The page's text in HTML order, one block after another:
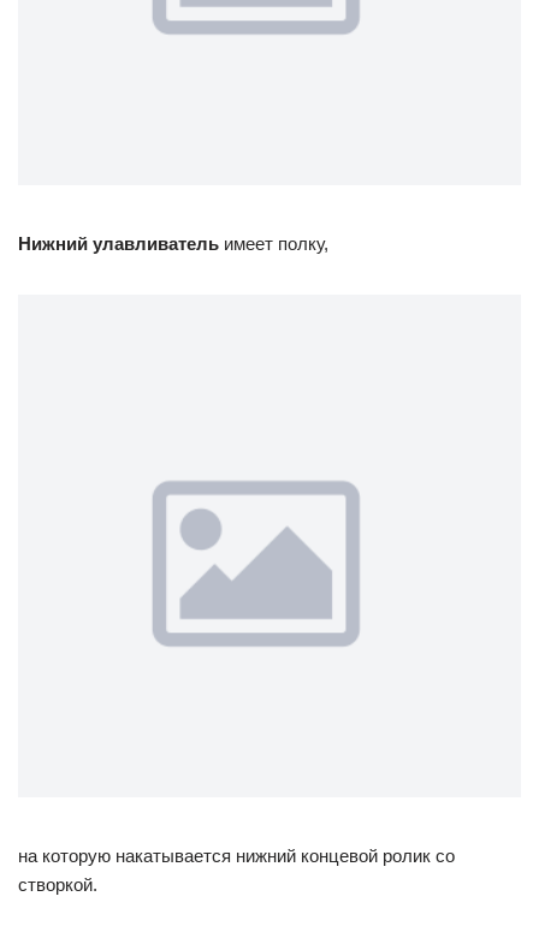
Нижний улавливатель имеет полку,
на которую накатывается нижний концевой ролик со
створкой.